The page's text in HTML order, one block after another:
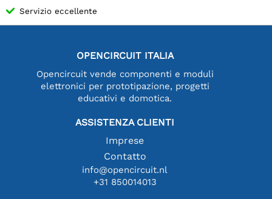
Servizio eccellente
OPENCIRCUIT ITALIA
Opencircuit vende componenti e moduli
elettronici per prototipazione, progetti
educativi e domotica.
ASSISTENZA CLIENTI
Imprese
Contatto
info@opencircuit.nl
+31 850014013